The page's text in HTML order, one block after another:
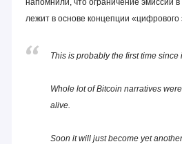
напомнили, что ограничение эмиссии
лежит в основе концепции «цифрового
This is probably the first time
Whole lot of Bitcoin narratives
alive.
Soon it will just become yet